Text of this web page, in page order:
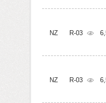
NZ R-03
NZ R-03